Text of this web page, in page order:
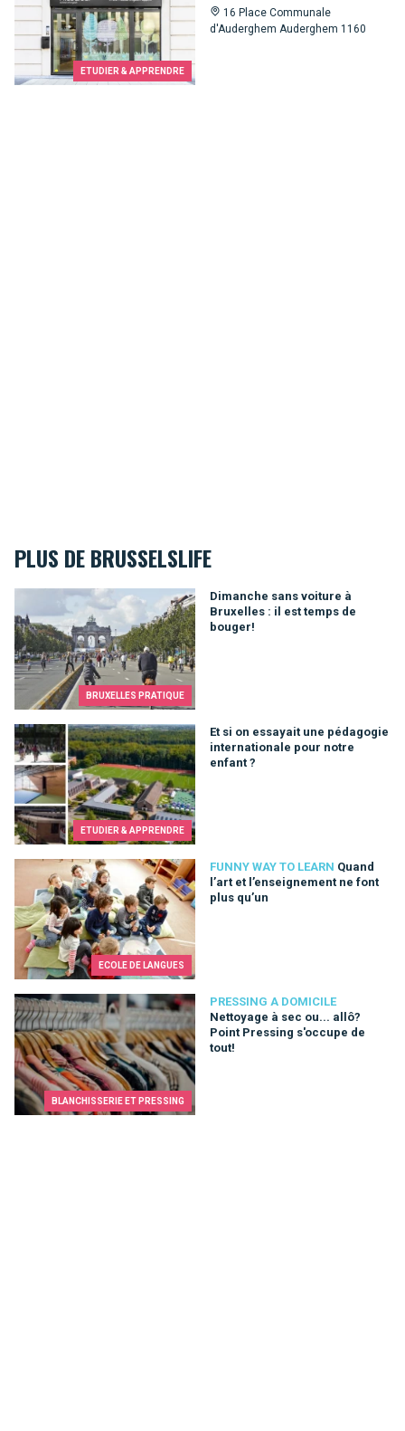
ETUDIER & APPRENDRE
16 Place Communale
d'Auderghem Auderghem 1160
PLUS DE BRUSSELSLIFE
BRUXELLES PRATIQUE
Dimanche sans voiture à
Bruxelles : il est temps de
bouger!
Dimanche sans voiture à Bruxelles : il est temps de bouger!
ETUDIER & APPRENDRE
Et si on essayait une pédagogie
internationale pour notre
enfant ?
Et si on essayait une pédagogie internationale pour notre
ECOLE DE LANGUES
FUNNY WAY TO LEARN Quand
l’art et l’enseignement ne font
plus qu’un
Quand l’art et l’enseignement ne font plus qu’un
BLANCHISSERIE ET PRESSING
PRESSING A DOMICILE
Nettoyage à sec ou... allô?
Point Pressing s'occupe de
tout!
Nettoyage à sec ou... allô? Point Pressing s'occupe de tout!